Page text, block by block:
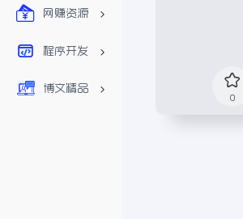
网赚资源
程序开发
博文精品
0